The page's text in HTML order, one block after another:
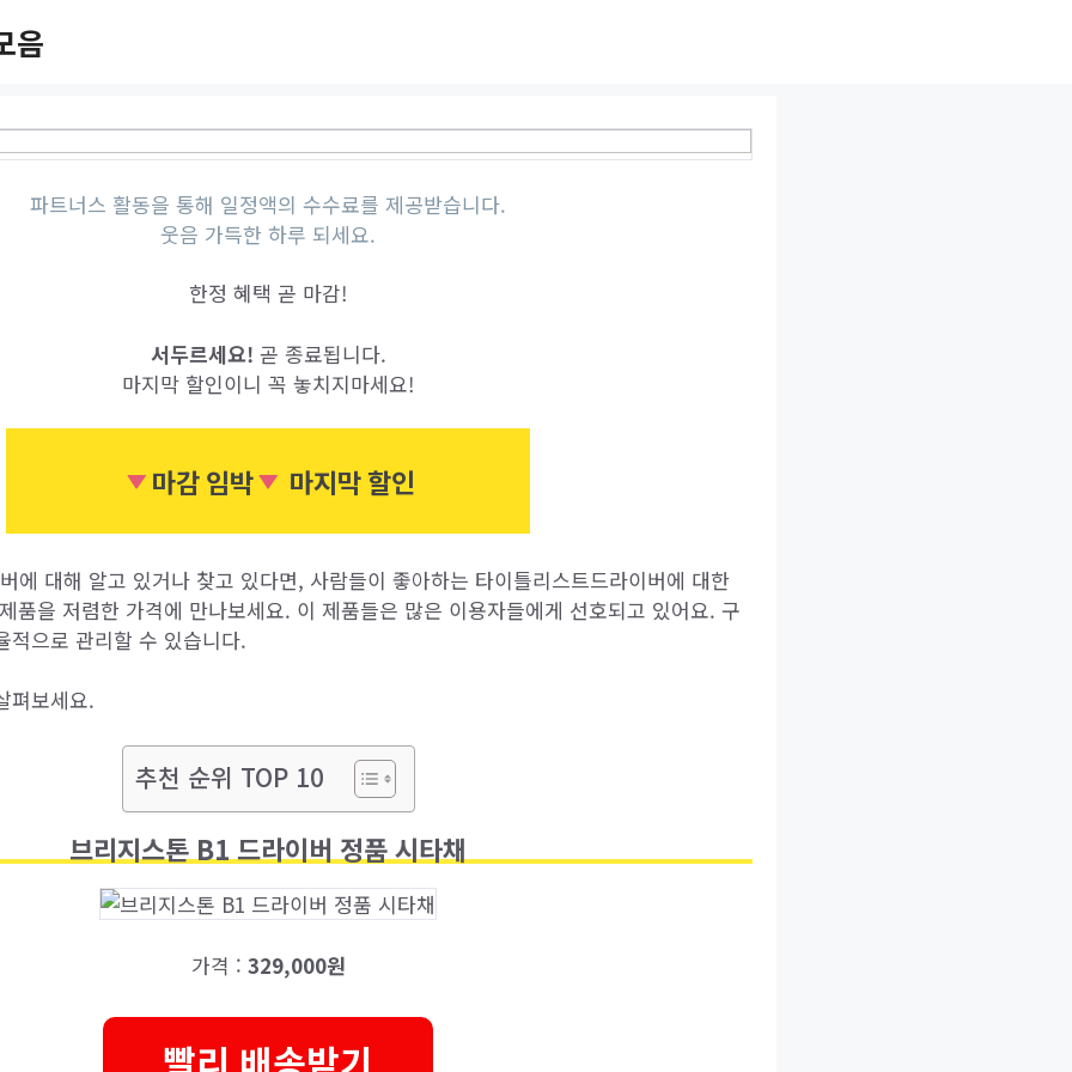
음
파트너스 활동을 통해 일정액의 수수료를 제공받습니다.
웃음 가득한 하루 되세요.
한정 혜택 곧 마감!
서두르세요! 곧 종료됩니다.
마지막 할인이니 꼭 놓치지마세요!
마감 임박 마지막 할인
에 대해 알고 있거나 찾고 있다면, 사람들이 좋아하는 타이틀리스트드라이버에 대한
품을 저렴한 가격에 만나보세요. 이 제품들은 많은 이용자들에게 선호되고 있어요. 구
적으로 관리할 수 있습니다.
펴보세요.
추천 순위 TOP 10
브리지스톤 B1 드라이버 정품 시타채
가격 : 329,000원
빨리 배송받기